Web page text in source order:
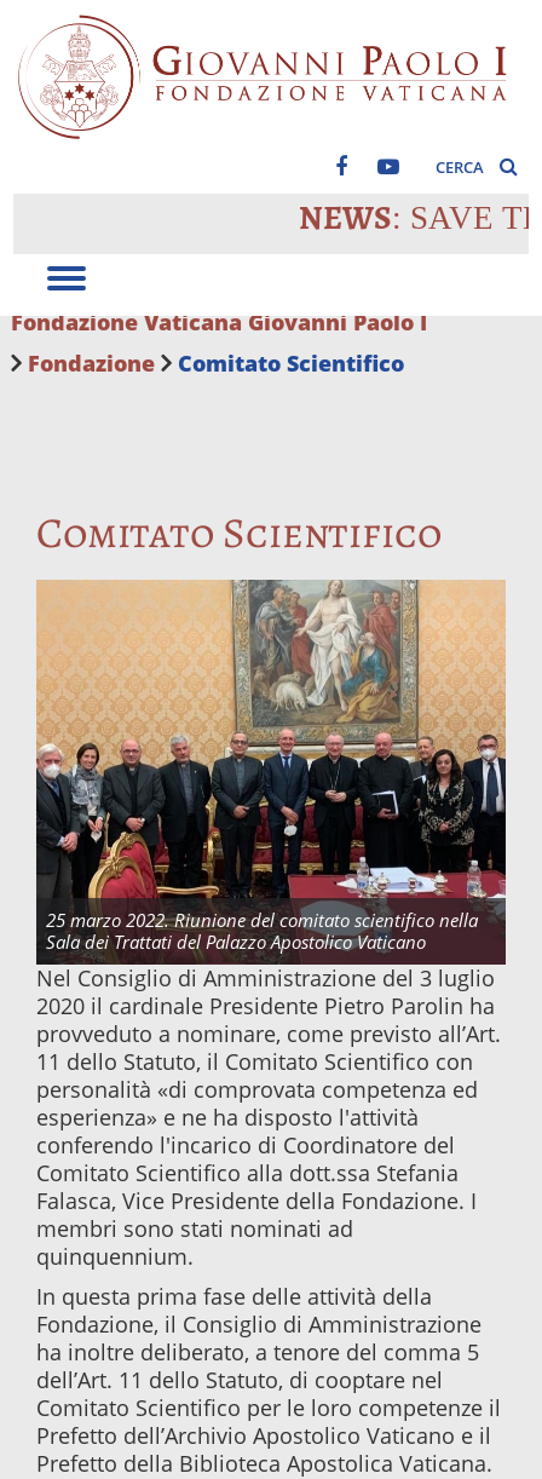
CERCA
NEWS: SAVE THE
Fondazione Vaticana Giovanni Paolo I
Fondazione
Comitato Scientifico
Comitato Scientifico
25 marzo 2022. Riunione del comitato scientifico nella
Sala dei Trattati del Palazzo Apostolico Vaticano
Nel Consiglio di Amministrazione del 3 luglio
2020 il cardinale Presidente Pietro Parolin ha
provveduto a nominare, come previsto all’Art.
11 dello Statuto, il Comitato Scientifico con
personalità «di comprovata competenza ed
esperienza» e ne ha disposto l'attività
conferendo l'incarico di Coordinatore del
Comitato Scientifico alla dott.ssa Stefania
Falasca, Vice Presidente della Fondazione. I
membri sono stati nominati ad
quinquennium.
In questa prima fase delle attività della
Fondazione, il Consiglio di Amministrazione
ha inoltre deliberato, a tenore del comma 5
dell’Art. 11 dello Statuto, di cooptare nel
Comitato Scientifico per le loro competenze il
Prefetto dell’Archivio Apostolico Vaticano e il
Prefetto della Biblioteca Apostolica Vaticana.